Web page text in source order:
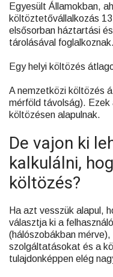
Egyesült Államokban,
költöztetővállalkozás
elsősorban háztartási
tárolásával foglalkoznak.
Egy helyi költözés
A nemzetközi költözés
mérföld távolság). Ezek
költözésen alapulnak.
De vajon ki
kalkulálni,
költözés?
Ha azt vesszük alapul,
választja ki a
(hálószobákban
szolgáltatásokat és a
tulajdonképpen elég